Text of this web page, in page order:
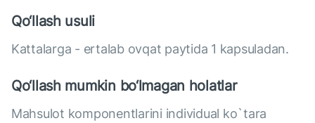
Qo‘llash usuli
Kattalarga - ertalab ovqat paytida 1 kapsuladan.
Qo‘llash mumkin bo‘lmagan holatlar
Mahsulot komponentlarini individual ko`tara